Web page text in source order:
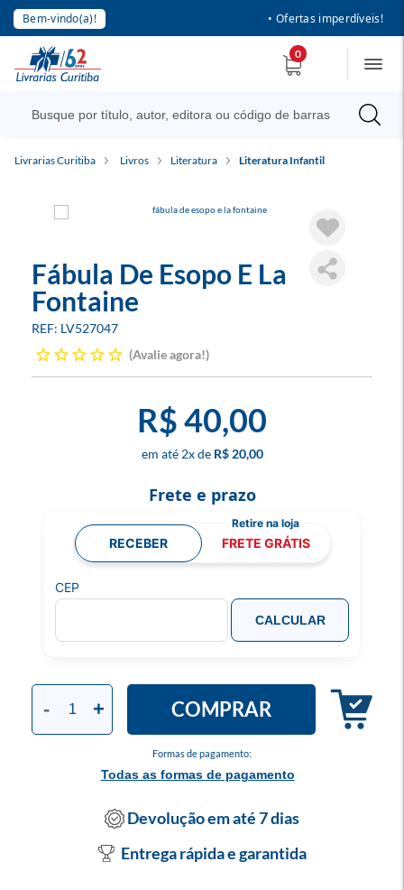
Bem-vindo(a)! • Ofertas imperdíveis!
0
Livrarias Curitiba Livros Literatura Literatura Infantil
Fábula De Esopo E La
Fontaine
LV527047
Avalie agora!
R$ 40,00
2x R$ 20,00
Formas de pagamento:
Todas as formas de pagamento
- + COMPRAR
Frete e prazo
RECEBER FRETE GRÁTIS
CEP
CALCULAR
Devolução em até 7 dias
Entrega rápida e garantida